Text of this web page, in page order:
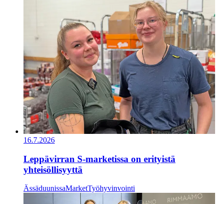
16.7.2026
Leppävirran S-marketissa on erityistä
yhteisöllisyyttä
ÄssäduunissaMarketTyöhyvinvointi